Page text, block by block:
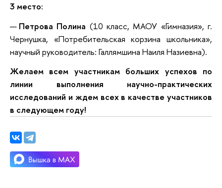
3 место:
Петрова Полина (10 класс, МАОУ «Гимназия», г.
Чернушка, «Потребительская корзина школьника»,
научный руководитель: Галлямшина Наиля Назиевна).
Желаем всем участникам больших успехов по
линии выполнения научно-практических
исследований и ждем всех в качестве участников
в следующем году!